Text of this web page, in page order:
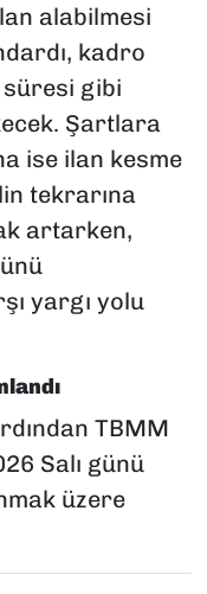
alabilmesi
kadro
süresi gibi
Şartlara
ise ilan kesme
tekrarına
artarken,
yargı yolu
TBMM
Salı günü
üzere